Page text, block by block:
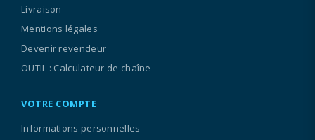
Livraison
Mentions légales
Devenir revendeur
OUTIL : Calculateur de chaîne
VOTRE COMPTE
Informations personnelles